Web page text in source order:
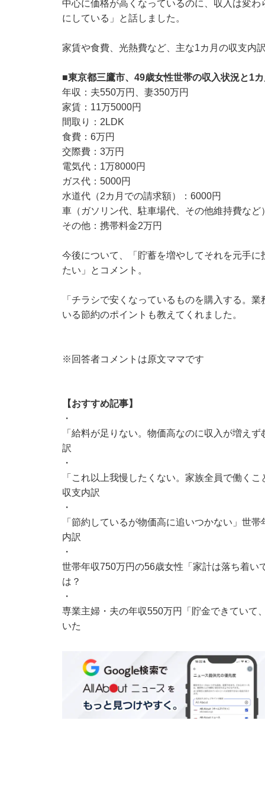
中心に価格が高くなっているのに、収入は変
にしている」と話しました。
家賃や食費、光熱費など、主な1カ月の収支内
■東京都三鷹市、49歳女性世帯の収入状況と1
年収：夫550万円、妻350万円
家賃：11万5000円
間取り：2LDK
食費：6万円
交際費：3万円
電気代：1万8000円
ガス代：5000円
水道代（2カ月での請求額）：6000円
車（ガソリン代、駐車場代、その他維持費など
その他：携帯料金2万円
今後について、「貯蓄を増やしてそれを元手
たい」とコメント。
「チラシで安くなっているものを購入する。
いる節約のポイントも教えてくれました。
※回答者コメントは原文ママです
【おすすめ記事】
・
「給料が足りない。物価高なのに収入が増え
訳
・
「これ以上我慢したくない。家族全員で働く
収支内訳
・
「節約しているが物価高に追いつかない」世
内訳
・
世帯年収750万円の56歳女性「家計は落ち着
は？
・
専業主婦・夫の年収550万円「貯金できていて
いた